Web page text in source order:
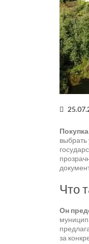
выбрать
Что
Он
за